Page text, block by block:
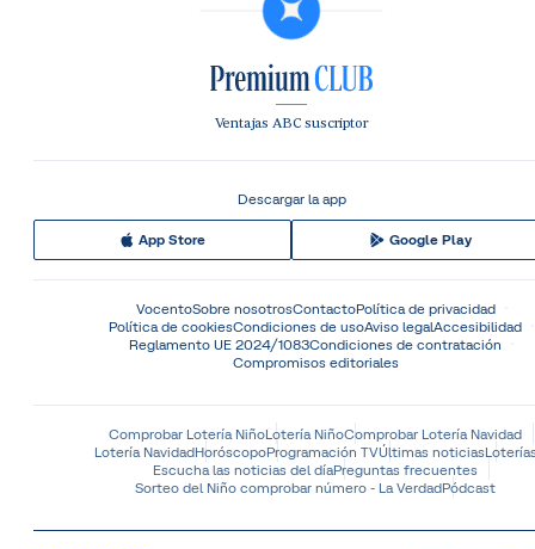
Ventajas ABC suscriptor
Descargar la app
App Store Google Play
VocentoSobre nosotrosContactoPolítica de privacidad
Política de cookiesCondiciones de usoAviso legalAccesibilidad
Reglamento UE 2024/1083Condiciones de contratación
Compromisos editoriales
Comprobar Lotería NiñoLotería NiñoComprobar Lotería Navidad
Lotería NavidadHoróscopoProgramación TVÚltimas noticias
Escucha las noticias del díaPreguntas frecuentes
Sorteo del Niño comprobar número - La VerdadPódcast